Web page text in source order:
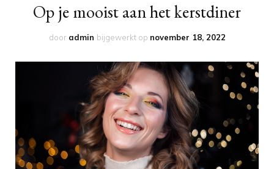
Op je mooist aan het kerstdiner
door admin bijgewerkt op november 18, 2022